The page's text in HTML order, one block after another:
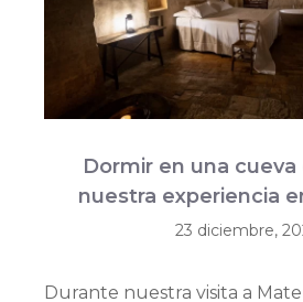
Dormir en una cueva
nuestra experiencia
23 diciembre,
Durante nuestra visita a